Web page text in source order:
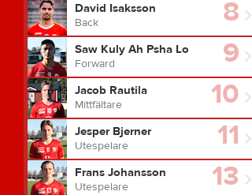
8
David Isaksson
Back
9
Saw Kuly Ah Psha Lo
Forward
10
Jacob Rautila
Mittfältare
11
Jesper Bjerner
Utespelare
13
Frans Johansson
Utespelare